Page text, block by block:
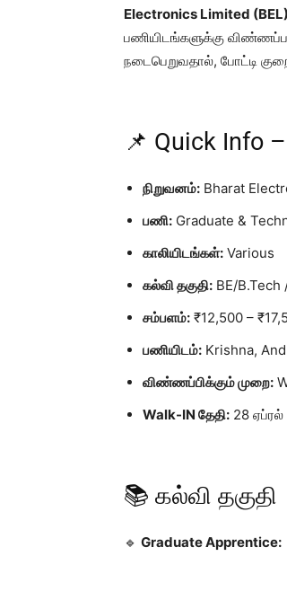
Electronics Limited (BEL)
பணியிடங்களுக்கு
நடைபெறுவதால், போட்டி
📌 Quick Info
நிறுவனம்: Bharat
பணி: Graduate &
காலியிடங்கள்: Various
கல்வி தகுதி: BE/B.Tech
சம்பளம்: ₹12,500 –
பணியிடம்: Krishna,
விண்ணப்பிக்கும் முறை:
Walk-IN தேதி: 28
📚 கல்வி தகுதி
🔹 Graduate Apprentice: